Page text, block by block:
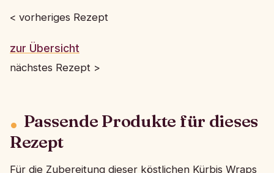
< vorheriges Rezept
zur Übersicht
nächstes Rezept >
Passende Produkte für dieses
Rezept
Für die Zubereitung dieser köstlichen Kürbis Wraps